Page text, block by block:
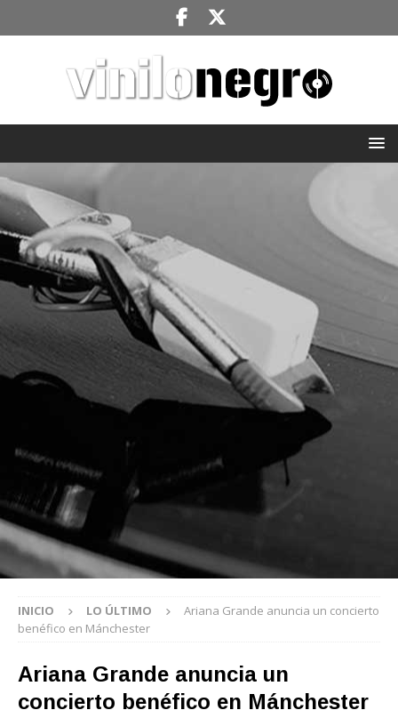
INICIO LO ÚLTIMO
Ariana Grande anuncia un concierto
benéfico en Mánchester
Ariana Grande anuncia un
concierto benéfico en Mánchester